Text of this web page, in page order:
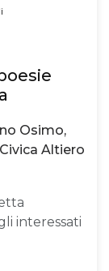
Osimo,
Altiero
interessati